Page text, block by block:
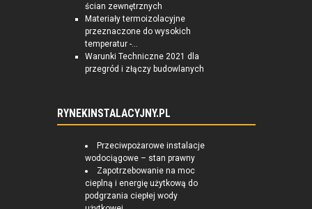
ścian zewnętrznych
Materiały termoizolacyjne
przeznaczone do wysokich
temperatur -...
Warunki Techniczne 2021 dla
przegród i złączy budowlanych
RYNEKINSTALACYJNY.PL
Przeciwpożarowe instalacje
wodociągowe – stan prawny
Zapotrzebowanie na moc
cieplną i energię użytkową do
podgrzania ciepłej wody